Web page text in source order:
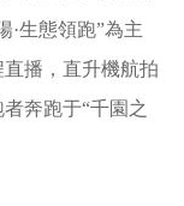
·生態領跑”為主
播，直升機航拍
奔跑于“千園之